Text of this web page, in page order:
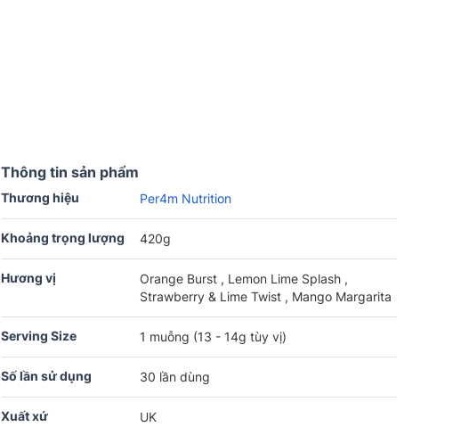
Thông tin sản phẩm
Thương hiệu Per4m Nutrition
Khoảng trọng lượng 420g
Hương vị
Orange Burst , Lemon Lime Splash ,
Strawberry & Lime Twist , Mango Margarita
Serving Size 1 muỗng (13 - 14g tùy vị)
Số lần sử dụng 30 lần dùng
Xuất xứ UK